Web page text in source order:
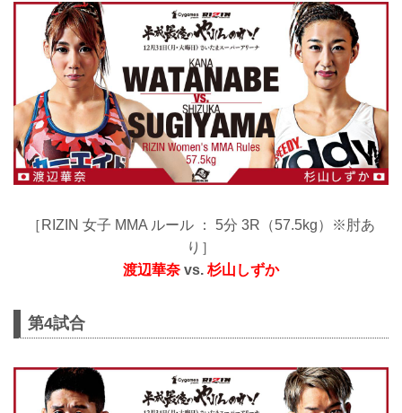
［RIZIN 女子 MMA ルール ： 5分 3R（57.5kg）※肘あ
り］
渡辺華奈 vs. 杉山しずか
第4試合